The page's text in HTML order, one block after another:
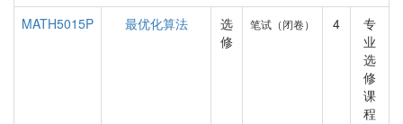
MATH5015P 最优化算法
选
修
笔试（闭卷） 4
专
业
选
修
课
程